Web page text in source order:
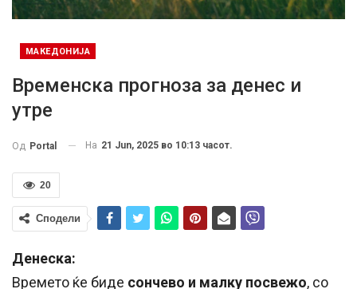
МАКЕДОНИЈА
Временска прогноза за денес и
утре
Од Portal На 21 Jun, 2025 во 10:13 часот.
20
Сподели
Денеска:
Времето ќе биде сончево и малку посвежо, со